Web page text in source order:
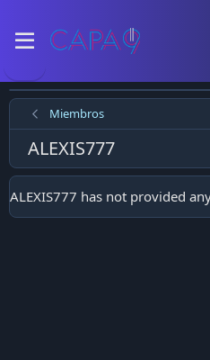
Miembros
ALEXIS777
ALEXIS777 has not provided